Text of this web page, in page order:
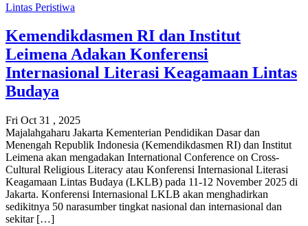
Lintas Peristiwa
Kemendikdasmen RI dan Institut
Leimena Adakan Konferensi
Internasional Literasi Keagamaan Lintas
Budaya
Fri Oct 31 , 2025
Majalahgaharu Jakarta Kementerian Pendidikan Dasar dan
Menengah Republik Indonesia (Kemendikdasmen RI) dan Institut
Leimena akan mengadakan International Conference on Cross-
Cultural Religious Literacy atau Konferensi Internasional Literasi
Keagamaan Lintas Budaya (LKLB) pada 11-12 November 2025 di
Jakarta. Konferensi Internasional LKLB akan menghadirkan
sedikitnya 50 narasumber tingkat nasional dan internasional dan
sekitar […]